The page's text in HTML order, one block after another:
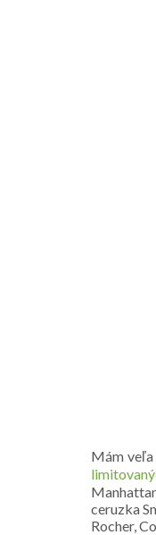
Mám veľa
ceruzka
Rocher,